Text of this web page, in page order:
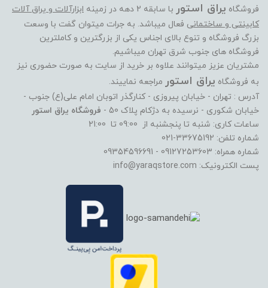
فروشگاه یراق استور با سابقه 2 دهه در زمینه
ابزارآلات و یراق آلات
کابینتی و ساختمانی فعال میباشد. به جرات میتوان گفت با وسعت
بزرگ فروشگاه و تنوع بالای اجناس یکی از بزرگترین و کاملترین
فروشگاه های جنوب شرق تهران میباشیم.
مشتریان عزیز میتوانند علاوه بر خرید از سایت به صورت حضوری نیز
به فروشگاه یراق استور مراجعه نماییند.
آدرس : تهران - خیابان پیروزی - کنارگذر اتوبان امام علی(ع) جنوب -
خیابان شکوری - نرسیده به دژکام پلاک 50 -
فروشگاه یراق استور
ساعات کاری: شنبه تا پنجشنبه از 09:00 تا 21:00
شماره تلفن: 33675192-021
شماره همراه: 09127253603 - 09354596691
پست الکترونیک: info@yaraqstore.com